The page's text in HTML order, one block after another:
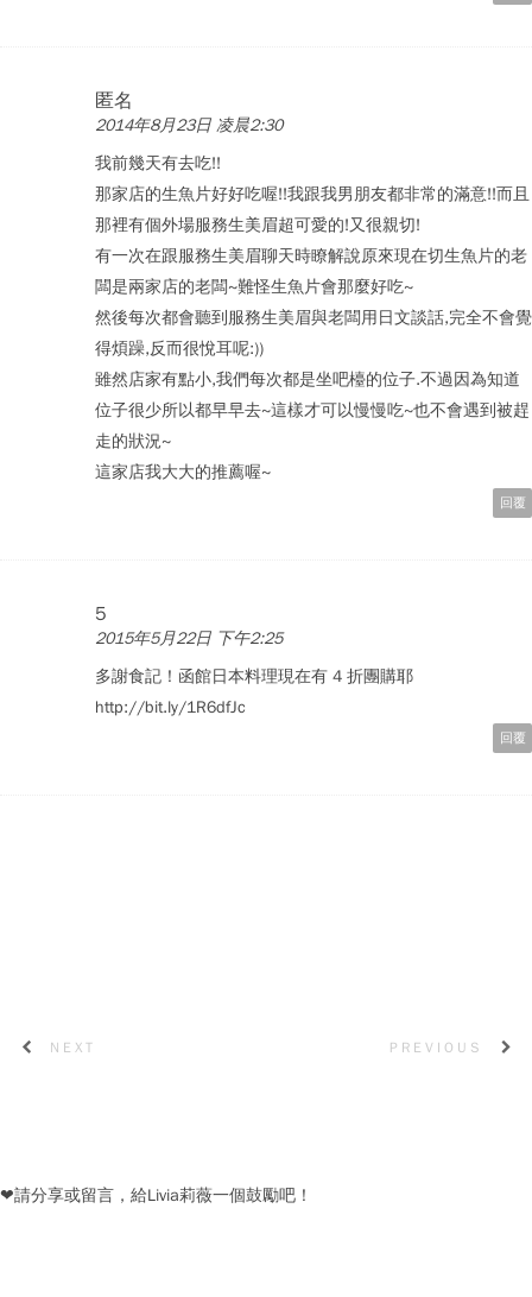
匿名
2014年8月23日 凌晨2:30
我前幾天有去吃!!
那家店的生魚片好好吃喔!!我跟我男朋友都非常的滿意!!而且
那裡有個外場服務生美眉超可愛的!又很親切!
有一次在跟服務生美眉聊天時瞭解說原來現在切生魚片的老
闆是兩家店的老闆~難怪生魚片會那麼好吃~
然後每次都會聽到服務生美眉與老闆用日文談話,完全不會覺
得煩躁,反而很悅耳呢:))
雖然店家有點小,我們每次都是坐吧檯的位子.不過因為知道
位子很少所以都早早去~這樣才可以慢慢吃~也不會遇到被趕
走的狀況~
這家店我大大的推薦喔~
回覆
5
2015年5月22日 下午2:25
多謝食記！函館日本料理現在有 4 折團購耶
http://bit.ly/1R6dfJc
回覆
❤請分享或留言，給Livia莉薇一個鼓勵吧！
NEXT PREVIOUS